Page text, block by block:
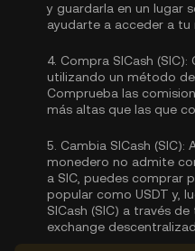
y guardarla en un lugar
ayudarte a acceder a tu
4. Compra SICash (SIC):
utilizando un método
Comprueba las
más altas que las que
5. Cambia SICash (SIC):
monedero no admite
a SIC, puedes comprar
popular como USDT y,
SICash (SIC) a través
exchange